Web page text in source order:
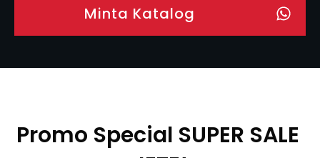
Minta Katalog
Promo Special SUPER SALE